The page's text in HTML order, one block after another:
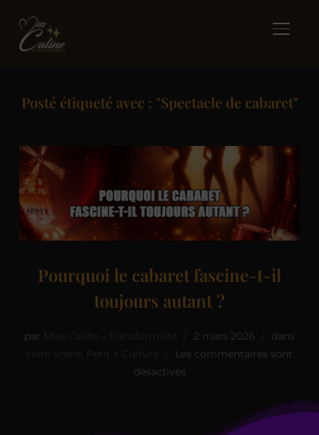
Posté étiqueté avec : "Spectacle de cabaret"
Pourquoi le cabaret fascine-t-il
toujours autant ?
par 2 mars 2026
dans
,
Les commentaires sont
désactivés